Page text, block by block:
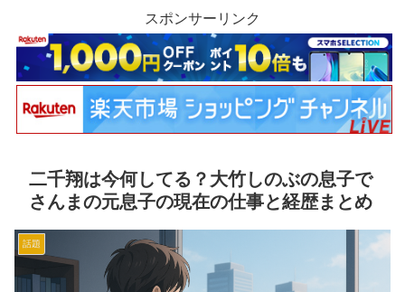
スポンサーリンク
二千翔は今何してる？大竹しのぶの息子で
さんまの元息子の現在の仕事と経歴まとめ
話題